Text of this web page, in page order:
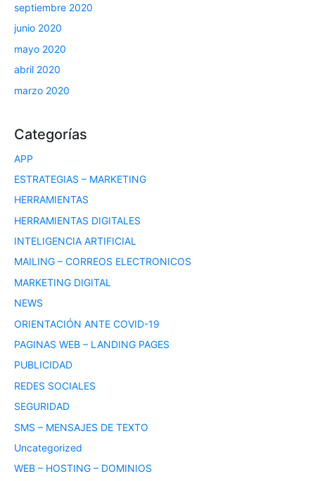
septiembre 2020
junio 2020
mayo 2020
abril 2020
marzo 2020
Categorías
APP
ESTRATEGIAS – MARKETING
HERRAMIENTAS
HERRAMIENTAS DIGITALES
INTELIGENCIA ARTIFICIAL
MAILING – CORREOS ELECTRONICOS
MARKETING DIGITAL
NEWS
ORIENTACIÓN ANTE COVID-19
PAGINAS WEB – LANDING PAGES
PUBLICIDAD
REDES SOCIALES
SEGURIDAD
SMS – MENSAJES DE TEXTO
Uncategorized
WEB – HOSTING – DOMINIOS